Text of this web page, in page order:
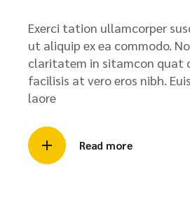
Exerci tation ullamcorper
ut aliquip ex ea commodo.
claritatem in sitamcon quat
facilisis at vero eros nibh.
laore
Read more